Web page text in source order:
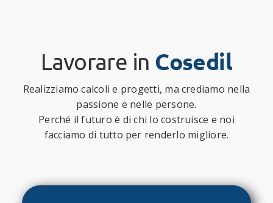
Lavorare in Cosedil
Realizziamo calcoli e progetti, ma crediamo nella
passione e nelle persone.
Perché il futuro è di chi lo costruisce e noi
facciamo di tutto per renderlo migliore.